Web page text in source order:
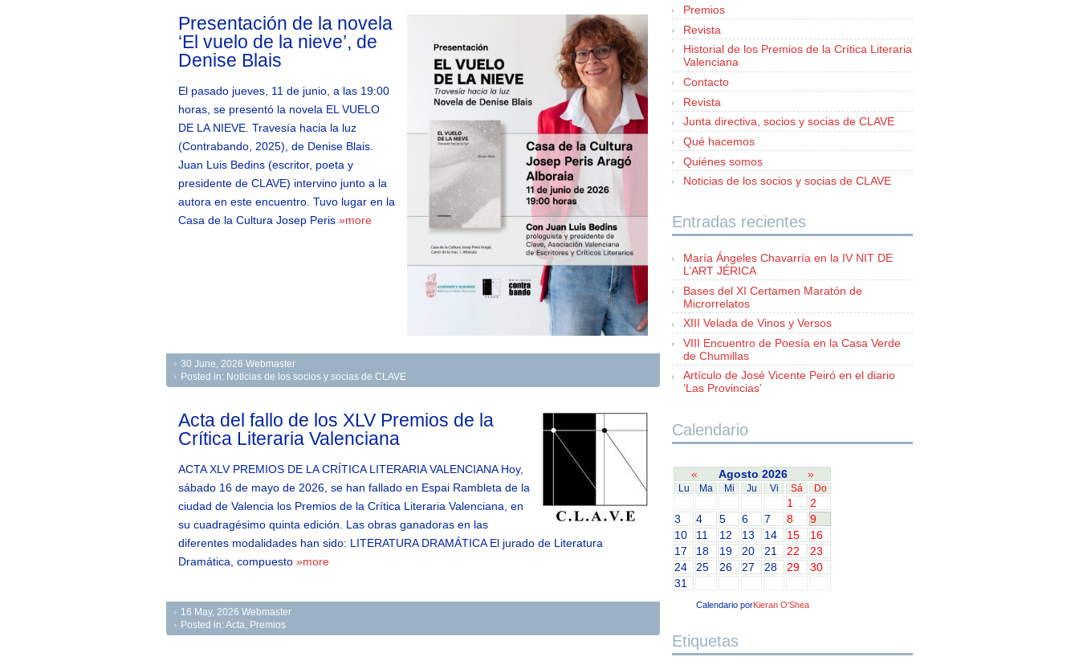
Presentación de la novela
‘El vuelo de la nieve’, de
Denise Blais
El pasado jueves, 11 de junio, a las 19:00
horas, se presentó la novela EL VUELO
DE LA NIEVE. Travesía hacia la luz
(Contrabando, 2025), de Denise Blais.
Juan Luis Bedins (escritor, poeta y
presidente de CLAVE) intervino junto a la
autora en este encuentro. Tuvo lugar en la
Casa de la Cultura Josep Peris »more
30 June, 2026 Webmaster
Posted in: Noticias de los socios y socias de CLAVE
Acta del fallo de los XLV Premios de la
Crítica Literaria Valenciana
ACTA XLV PREMIOS DE LA CRÍTICA LITERARIA VALENCIANA Hoy,
sábado 16 de mayo de 2026, se han fallado en Espai Rambleta de la
ciudad de Valencia los Premios de la Crítica Literaria Valenciana, en
su cuadragésimo quinta edición. Las obras ganadoras en las
diferentes modalidades han sido: LITERATURA DRAMÁTICA El jurado de Literatura
Dramática, compuesto »more
16 May, 2026 Webmaster
Posted in: Acta, Premios
Premios
Revista
Historial de los Premios de la Crítica Literaria
Valenciana
Contacto
Revista
Junta directiva, socios y socias de CLAVE
Qué hacemos
Quiénes somos
Noticias de los socios y socias de CLAVE
Entradas recientes
María Ángeles Chavarría en la IV NIT DE
L’ART JÉRICA
Bases del XI Certamen Maratón de
Microrrelatos
XIII Velada de Vinos y Versos
VIII Encuentro de Poesía en la Casa Verde
de Chumillas
Artículo de José Vicente Peiró en el diario
‘Las Provincias’
Calendario
« Agosto 2026 »
Lu Ma Mi Ju Vi Sá Do
1
2
3
4 5 6 7 8
9
10
11 12 13 14 15
16
17
18 19 20 21 22
23
24
25 26 27 28 29
30
31
Calendario porKieran O'Shea
Etiquetas